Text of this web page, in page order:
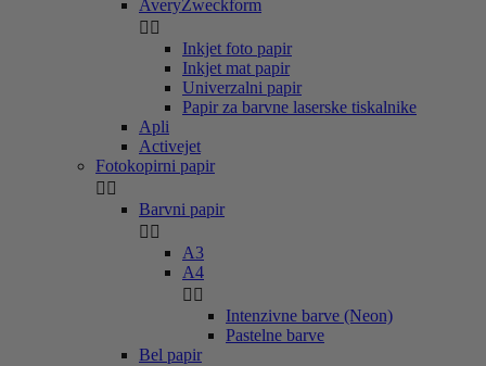
AveryZweckform
 
Inkjet foto papir
Inkjet mat papir
Univerzalni papir
Papir za barvne laserske tiskalnike
Apli
Activejet
Fotokopirni papir
 
Barvni papir
 
A3
A4
 
Intenzivne barve (Neon)
Pastelne barve
Bel papir